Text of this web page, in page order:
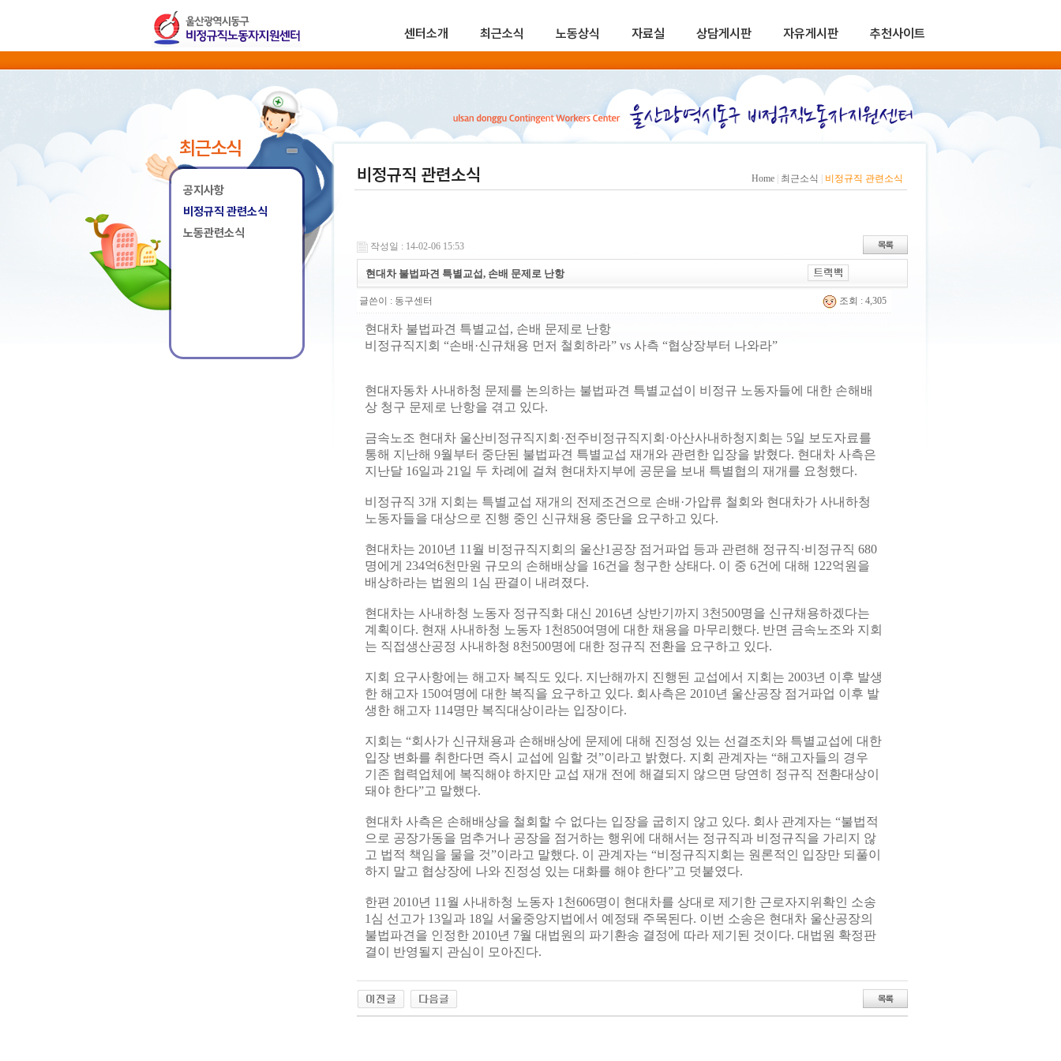
센터소개 최근소식 노동상식 자료실 상담게시판 자유게시판 추천사이트
최근소식
공지사항
비정규직 관련소식
노동관련소식
비정규직 관련소식 Home 최근소식 비정규직 관련소식
작성일 : 14-02-06 15:53
현대차 불법파견 특별교섭, 손배 문제로 난항
글쓴이 : 동구센터 조회 : 4,305
현대차 불법파견 특별교섭, 손배 문제로 난항
비정규직지회 “손배·신규채용 먼저 철회하라” vs 사측 “협상장부터 나와라”
현대자동차 사내하청 문제를 논의하는 불법파견 특별교섭이 비정규 노동자들에 대한 손해배
상 청구 문제로 난항을 겪고 있다.
금속노조 현대차 울산비정규직지회·전주비정규직지회·아산사내하청지회는 5일 보도자료를
통해 지난해 9월부터 중단된 불법파견 특별교섭 재개와 관련한 입장을 밝혔다. 현대차 사측은
지난달 16일과 21일 두 차례에 걸쳐 현대차지부에 공문을 보내 특별협의 재개를 요청했다.
비정규직 3개 지회는 특별교섭 재개의 전제조건으로 손배·가압류 철회와 현대차가 사내하청
노동자들을 대상으로 진행 중인 신규채용 중단을 요구하고 있다.
현대차는 2010년 11월 비정규직지회의 울산1공장 점거파업 등과 관련해 정규직·비정규직 680
명에게 234억6천만원 규모의 손해배상을 16건을 청구한 상태다. 이 중 6건에 대해 122억원을
배상하라는 법원의 1심 판결이 내려졌다.
현대차는 사내하청 노동자 정규직화 대신 2016년 상반기까지 3천500명을 신규채용하겠다는
계획이다. 현재 사내하청 노동자 1천850여명에 대한 채용을 마무리했다. 반면 금속노조와 지회
는 직접생산공정 사내하청 8천500명에 대한 정규직 전환을 요구하고 있다.
지회 요구사항에는 해고자 복직도 있다. 지난해까지 진행된 교섭에서 지회는 2003년 이후 발생
한 해고자 150여명에 대한 복직을 요구하고 있다. 회사측은 2010년 울산공장 점거파업 이후 발
생한 해고자 114명만 복직대상이라는 입장이다.
지회는 “회사가 신규채용과 손해배상에 문제에 대해 진정성 있는 선결조치와 특별교섭에 대한
입장 변화를 취한다면 즉시 교섭에 임할 것”이라고 밝혔다. 지회 관계자는 “해고자들의 경우
기존 협력업체에 복직해야 하지만 교섭 재개 전에 해결되지 않으면 당연히 정규직 전환대상이
돼야 한다”고 말했다.
현대차 사측은 손해배상을 철회할 수 없다는 입장을 굽히지 않고 있다. 회사 관계자는 “불법적
으로 공장가동을 멈추거나 공장을 점거하는 행위에 대해서는 정규직과 비정규직을 가리지 않
고 법적 책임을 물을 것”이라고 말했다. 이 관계자는 “비정규직지회는 원론적인 입장만 되풀이
하지 말고 협상장에 나와 진정성 있는 대화를 해야 한다”고 덧붙였다.
한편 2010년 11월 사내하청 노동자 1천606명이 현대차를 상대로 제기한 근로자지위확인 소송
1심 선고가 13일과 18일 서울중앙지법에서 예정돼 주목된다. 이번 소송은 현대차 울산공장의
불법파견을 인정한 2010년 7월 대법원의 파기환송 결정에 따라 제기된 것이다. 대법원 확정판
결이 반영될지 관심이 모아진다.